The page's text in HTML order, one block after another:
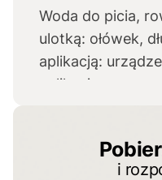
Woda do picia,
ulotką: ołówek,
aplikacją:
aplikacją.
i